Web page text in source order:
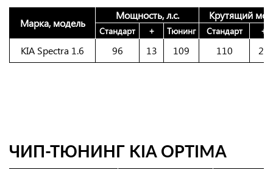
Марка, модель
Мощность, л.с. Крутящий
Стандарт + Тюнинг Стандарт +
KIA Spectra 1.6 96 13 109 110 22
ЧИП-ТЮНИНГ KIA OPTIMA